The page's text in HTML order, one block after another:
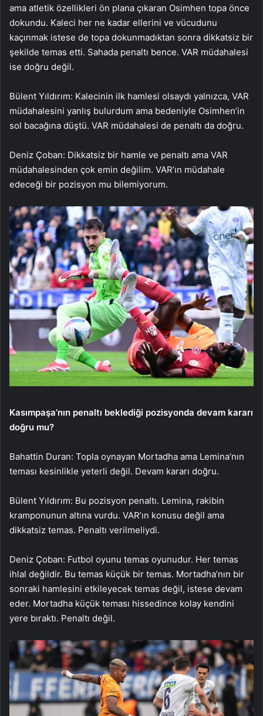
ama atletik özellikleri ön plana çıkaran Osimhen topa önce
dokundu. Kaleci her ne kadar ellerini ve vücudunu
kaçınmak istese de topa dokunmadıktan sonra dikkatsiz bir
şekilde temas etti. Sahada penaltı bence. VAR müdahalesi
ise doğru değil.
Bülent Yıldırım: Kalecinin ilk hamlesi olsaydı yalnızca, VAR
müdahalesini yanlış bulurdum ama bedeniyle Osimhen’in
sol bacağına düştü. VAR müdahalesi de penaltı da doğru.
Deniz Çoban: Dikkatsiz bir hamle ve penaltı ama VAR
müdahalesinden çok emin değilim. VAR’ın müdahale
edeceği bir pozisyon mu bilemiyorum.
Kasımpaşa’nın penaltı beklediği pozisyonda devam kararı
doğru mu?
Bahattin Duran: Topla oynayan Mortadha ama Lemina’nın
teması kesinlikle yeterli değil. Devam kararı doğru.
Bülent Yıldırım: Bu pozisyon penaltı. Lemina, rakibin
kramponunun altına vurdu. VAR’ın konusu değil ama
dikkatsiz temas. Penaltı verilmeliydi.
Deniz Çoban: Futbol oyunu temas oyunudur. Her temas
ihlal değildir. Bu temas küçük bir temas. Mortadha’nın bir
sonraki hamlesini etkileyecek temas değil, istese devam
eder. Mortadha küçük teması hissedince kolay kendini
yere bıraktı. Penaltı değil.